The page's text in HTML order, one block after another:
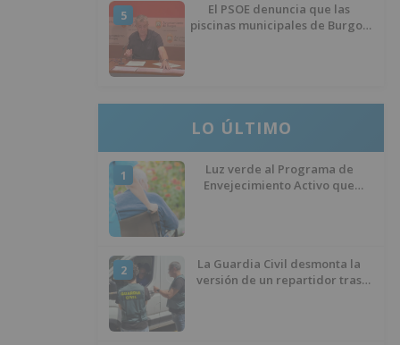
5
El PSOE denuncia que las
piscinas municipales de Burgos
LO ÚLTIMO
1
Luz verde al Programa de
Envejecimiento Activo que
2
La Guardia Civil desmonta la
versión de un repartidor tras